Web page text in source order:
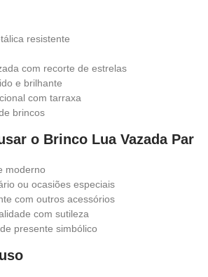
resistente
com recorte de estrelas
e brilhante
com tarraxa
brincos
o Brinco Lua Vazada Par
moderno
ou ocasiões especiais
com outros acessórios
com sutileza
presente simbólico